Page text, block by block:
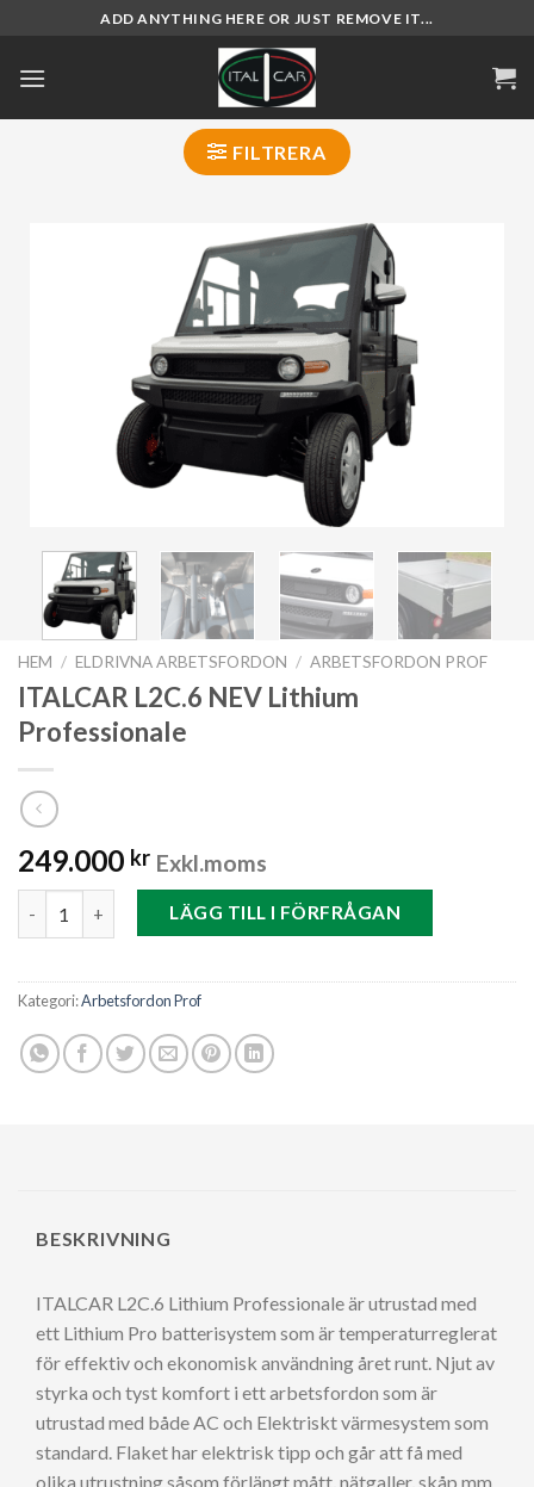
content
ADD ANYTHING HERE OR JUST REMOVE IT...
FILTRERA
HEM / ELDRIVNA ARBETSFORDON / ARBETSFORDON PROF
ITALCAR L2C.6 NEV Lithium
Professionale
249.000 kr Exkl.moms
ITALCAR L2C.6 NEV Lithium Professionale mängd
LÄGG TILL I FÖRFRÅGAN
Kategori:Arbetsfordon Prof
BESKRIVNING
ITALCAR L2C.6 Lithium Professionale är utrustad med
ett Lithium Pro batterisystem som är temperaturreglerat
för effektiv och ekonomisk användning året runt. Njut av
styrka och tyst komfort i ett arbetsfordon som är
utrustad med både AC och Elektriskt värmesystem som
standard. Flaket har elektrisk tipp och går att få med
olika utrustning såsom förlängt mått, nätgaller, skåp mm